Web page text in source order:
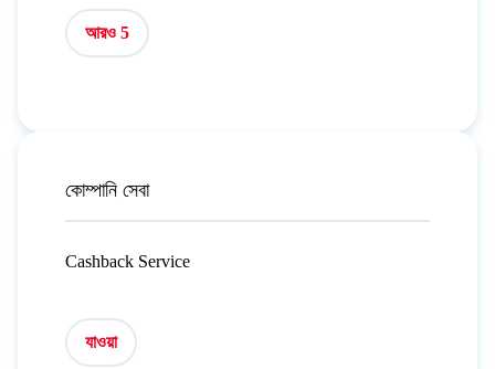
আরও 5
কোম্পানি সেবা
Cashback Service
যাওয়া